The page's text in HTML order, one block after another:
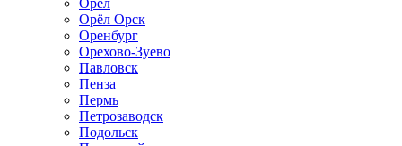
Орёл
Орёл Орск
Оренбург
Орехово-Зуево
Павловск
Пенза
Пермь
Петрозаводск
Подольск